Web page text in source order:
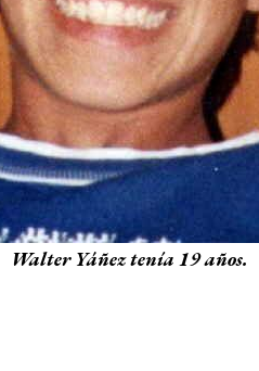
Walter Yáñez tenía 19 años.